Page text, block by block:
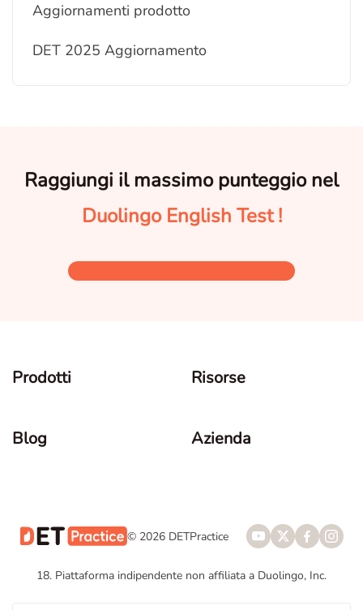
Aggiornamenti prodotto
DET 2025 Aggiornamento
Raggiungi il massimo punteggio nel
Duolingo English Test !
Prodotti Risorse
Blog Azienda
© 2026 DETPractice
18. Piattaforma indipendente non affiliata a Duolingo, Inc.